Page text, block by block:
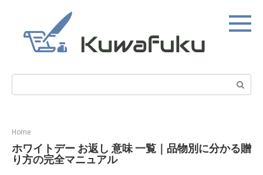
content
Search:
Home
ホワイトデー お返し 意味 一覧｜品物別に分かる贈
り方の完全マニュアル